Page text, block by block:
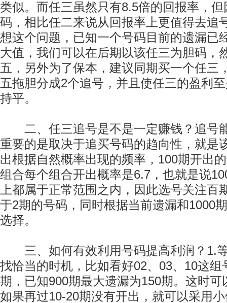
类似。而任三虽然只有8.5倍的回报率，
码，相比任二来说从回报率上更值得去追
想这个问题，已知一个号码目前的遗漏已
大值，我们可以在后期以该任三为胆码，
五，另外为了保本，建议同期买一个任三
五拖胆分成2个追号，并且使任三的盈利
持平。
二、任三追号是不是一定赚钱？追号
重要的是取决于追买号码的趋向性，就是
出根据自然概率出现的频率，100期开出
组合每个组合开出概率是6.7，也就是说
上都属于正常范围之内，因此选号关注百
于2期的号码，同时根据当前遗漏和1000
选择。
三、如何有效利用号码提高利润？1.
找恰当的时机，比如看好02、03、10这组
期，已知900期最大遗漏为150期。这时可
如果再过10-20期没有开出，就可以采用